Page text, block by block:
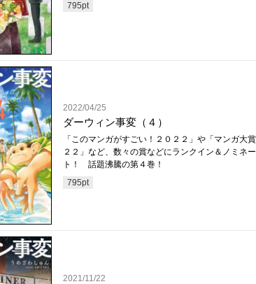
795pt
2022/04/25
ダーウィン事変（４）
「このマンガがすごい！２０２２」や「マンガ大
２２」など、数々の賞などにランクイン＆ノミネー
ト！ 話題沸騰の第４巻！
795pt
2021/11/22